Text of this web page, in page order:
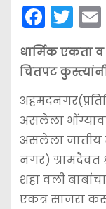
F
a
c
e
b
o
o
k
T
w
itt
er l
धार्मिक एकता
चितपट
असलेला
असलेला जातीय
नगर) ग्रामदैवत
शहा वली
एकत्र साजरा